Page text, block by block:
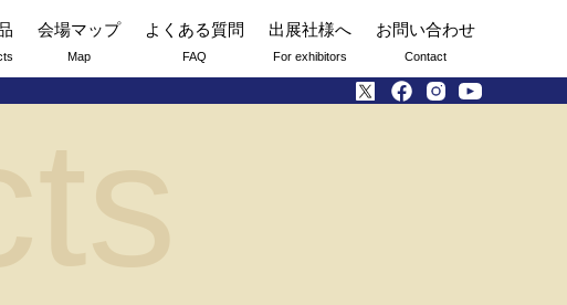
会場マップ
Map
よくある質問
FAQ
出展社様へ
For exhibitors
お問い合わせ
Contact